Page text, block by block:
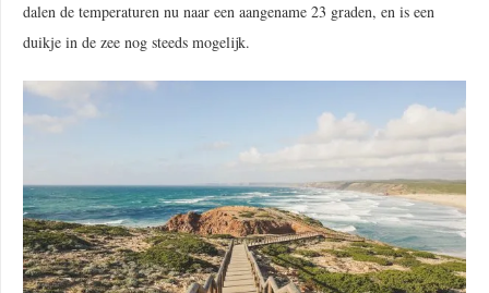
dalen de temperaturen nu naar een aangename 23 graden, en is een
duikje in de zee nog steeds mogelijk.